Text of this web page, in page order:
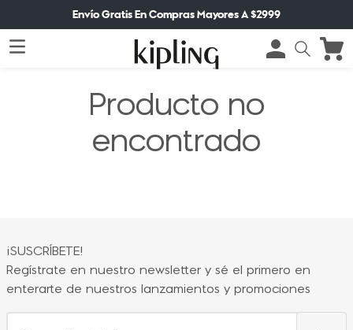
Envío Gratis En Compras Mayores A $2999
Producto no
encontrado
¡SUSCRÍBETE!
Regístrate en nuestro newsletter y sé el primero en
enterarte de nuestros lanzamientos y promociones